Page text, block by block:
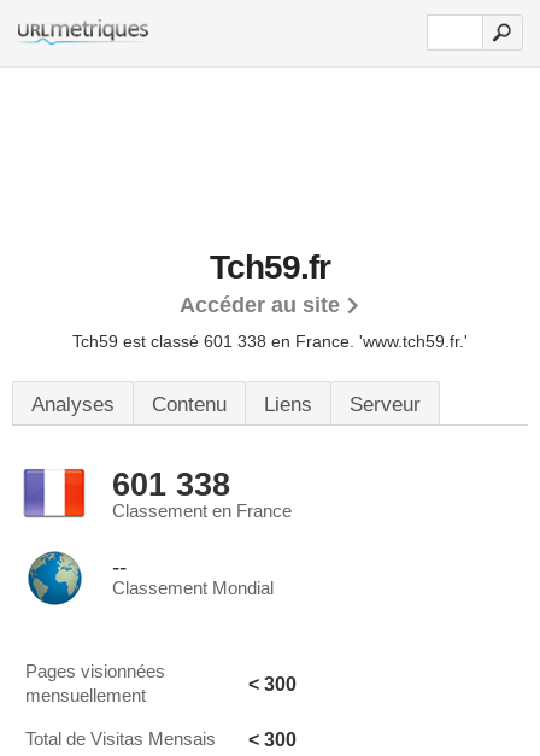
Tch59.fr
Accéder au site
Tch59 est classé 601 338 en France. 'www.tch59.fr.'
Analyses Contenu Liens Serveur
601 338
Classement en France
--
Classement Mondial
Pages visionnées
mensuellement
< 300
Total de Visitas Mensais < 300